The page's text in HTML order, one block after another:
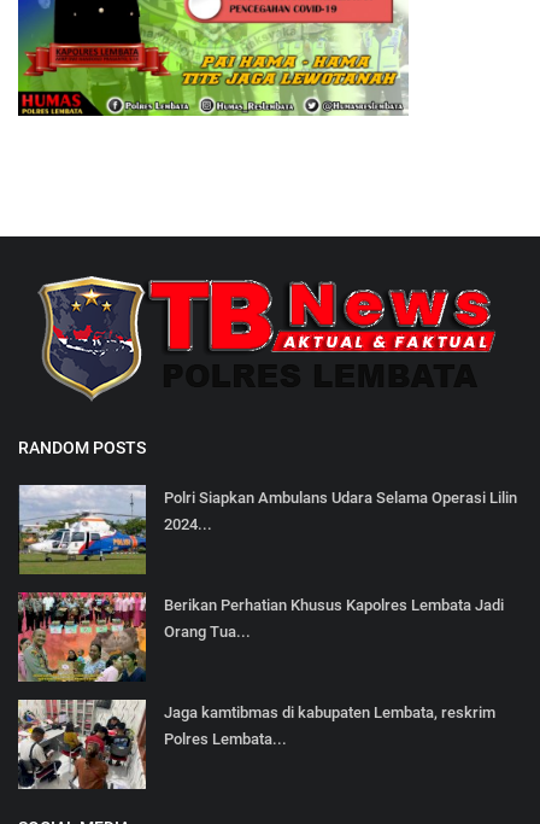
RANDOM POSTS
Polri Siapkan Ambulans Udara Selama Operasi Lilin
2024...
Berikan Perhatian Khusus Kapolres Lembata Jadi
Orang Tua...
Jaga kamtibmas di kabupaten Lembata, reskrim
Polres Lembata...